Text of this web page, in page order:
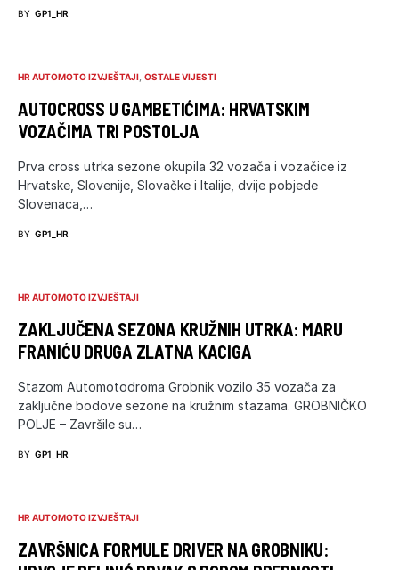
BY GP1_HR
HR AUTOMOTO IZVJEŠTAJI OSTALE VIJESTI
AUTOCROSS U GAMBETIĆIMA: HRVATSKIM
VOZAČIMA TRI POSTOLJA
Prva cross utrka sezone okupila 32 vozača i vozačice iz
Hrvatske, Slovenije, Slovačke i Italije, dvije pobjede
Slovenaca,…
BY GP1_HR
HR AUTOMOTO IZVJEŠTAJI
ZAKLJUČENA SEZONA KRUŽNIH UTRKA: MARU
FRANIĆU DRUGA ZLATNA KACIGA
Stazom Automotodroma Grobnik vozilo 35 vozača za
zaključne bodove sezone na kružnim stazama. GROBNIČKO
POLJE – Završile su…
BY GP1_HR
HR AUTOMOTO IZVJEŠTAJI
ZAVRŠNICA FORMULE DRIVER NA GROBNIKU: